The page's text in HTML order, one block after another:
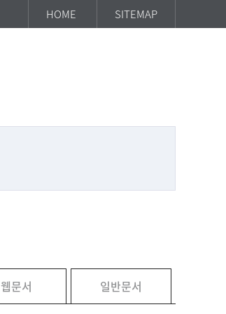
HOME SITEMAP
웹문서 일반문서